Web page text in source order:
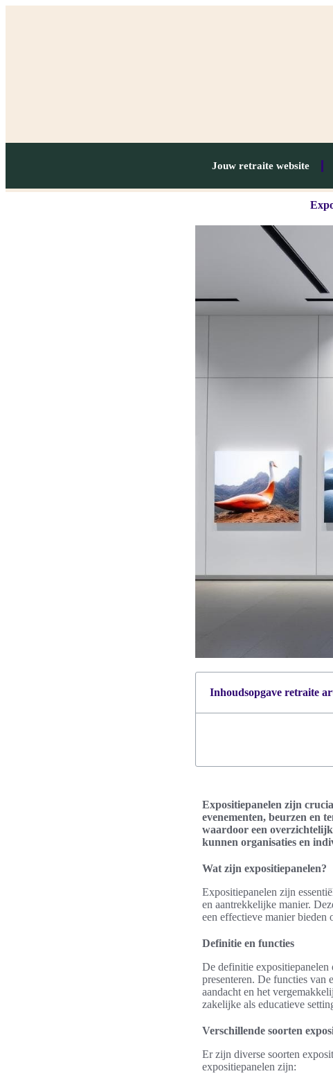
Jouw retraite website
Inhoudsopgave retraite
Expositiepanelen zijn
evenementen, beurzen en
waardoor een
kunnen organisaties en
Wat zijn expositiepanelen?
Expositiepanelen zijn
en aantrekkelijke manier.
een effectieve manier bieden
Definitie en functies
De definitie expositiepanelen
presenteren. De functies van
aandacht en het
zakelijke als educatieve
Verschillende soorten
Er zijn diverse soorten
expositiepanelen zijn: